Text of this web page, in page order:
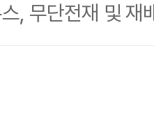
, 무단전재 및 재